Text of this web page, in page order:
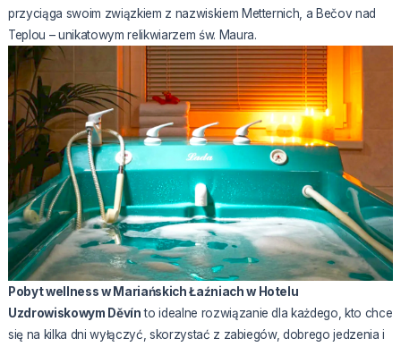
przyciąga swoim związkiem z nazwiskiem Metternich, a Bečov nad
Teplou – unikatowym relikwiarzem św. Maura.
Pobyt wellness w Mariańskich Łaźniach w Hotelu
Uzdrowiskowym Děvínto idealne rozwiązanie dla każdego, kto chce
się na kilka dni wyłączyć, skorzystać z zabiegów, dobrego jedzenia i